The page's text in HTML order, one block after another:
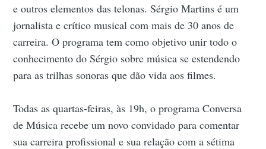
e outros elementos das telonas. Sérgio Martins é um
jornalista e crítico musical com mais de 30 anos de
carreira. O programa tem como objetivo unir todo o
conhecimento do Sérgio sobre música se estendendo
para as trilhas sonoras que dão vida aos filmes.
Todas as quartas-feiras, às 19h, o programa Conversa
de Música recebe um novo convidado para comentar
sua carreira profissional e sua relação com a sétima